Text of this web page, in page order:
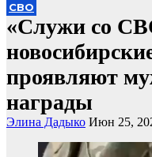
СВО
«Служи со
проявляют
награды
Элина Дадыко Июн 25,